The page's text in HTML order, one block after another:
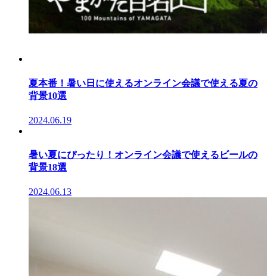
夏本番！暑い日に使えるオンライン会議で使える夏の
背景10選
2024.06.19
暑い夏にぴったり！オンライン会議で使えるビールの
背景18選
2024.06.13